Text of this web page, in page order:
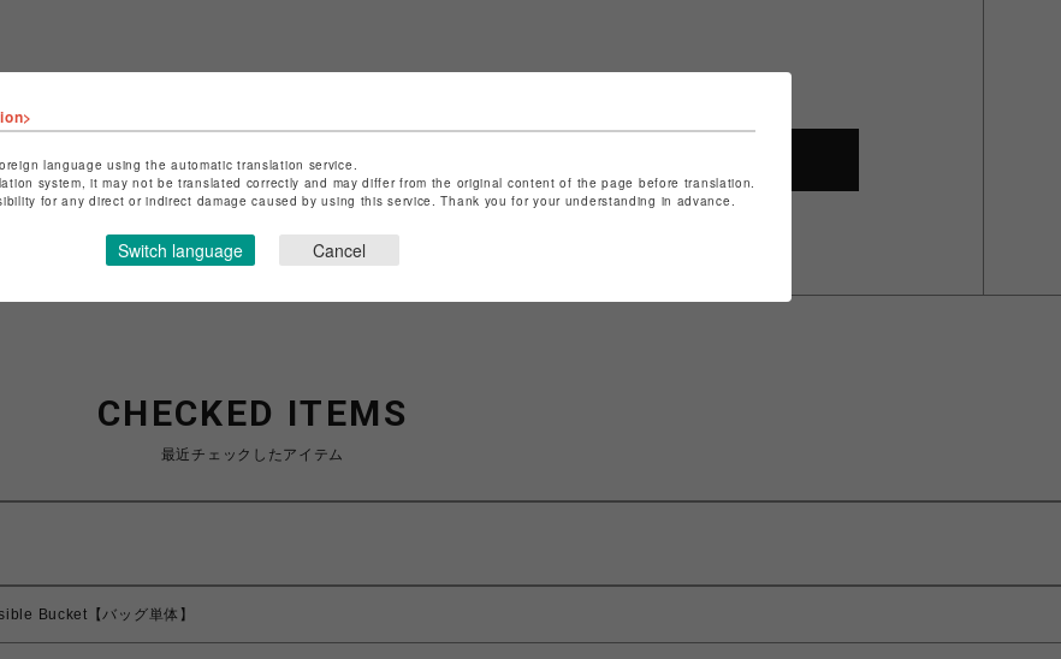
名
名古屋PARCO
商取引法など法令に基づく表記はこちら
CHECKED ITEMS
最近チェックしたアイテム
Bucket【バッグ単体】
language using the automatic translation service.
system, it may not be translated correctly and may differ from the original content of the page before translation.
for any direct or indirect damage caused by using this service. Thank you for your understanding in advance.
Switch language Cancel